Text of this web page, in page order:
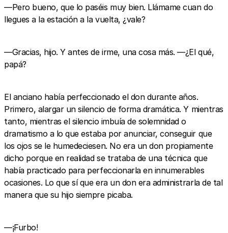
—Pero bueno, que lo paséis muy bien. Llámame cuan do
llegues a la estación a la vuelta, ¿vale?
—Gracias, hijo. Y antes de irme, una cosa más. —¿El qué,
papá?
El anciano había perfeccionado el don durante años.
Primero, alargar un silencio de forma dramática. Y mientras
tanto, mientras el silencio imbuía de solemnidad o
dramatismo a lo que estaba por anunciar, conseguir que
los ojos se le humedeciesen. No era un don propiamente
dicho porque en realidad se trataba de una técnica que
había practicado para perfeccionarla en innumerables
ocasiones. Lo que sí que era un don era administrarla de tal
manera que su hijo siempre picaba.
—¡Furbo!